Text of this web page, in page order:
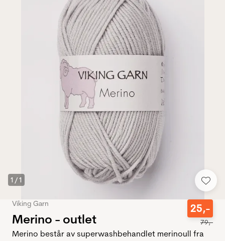
1 /1
Viking Garn
Merino - outlet
25,-
79,-
Merino består av superwashbehandlet merinoull fra